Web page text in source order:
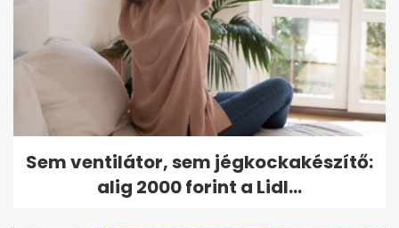
Sem ventilátor, sem jégkockakészítő:
alig 2000 forint a Lidl...